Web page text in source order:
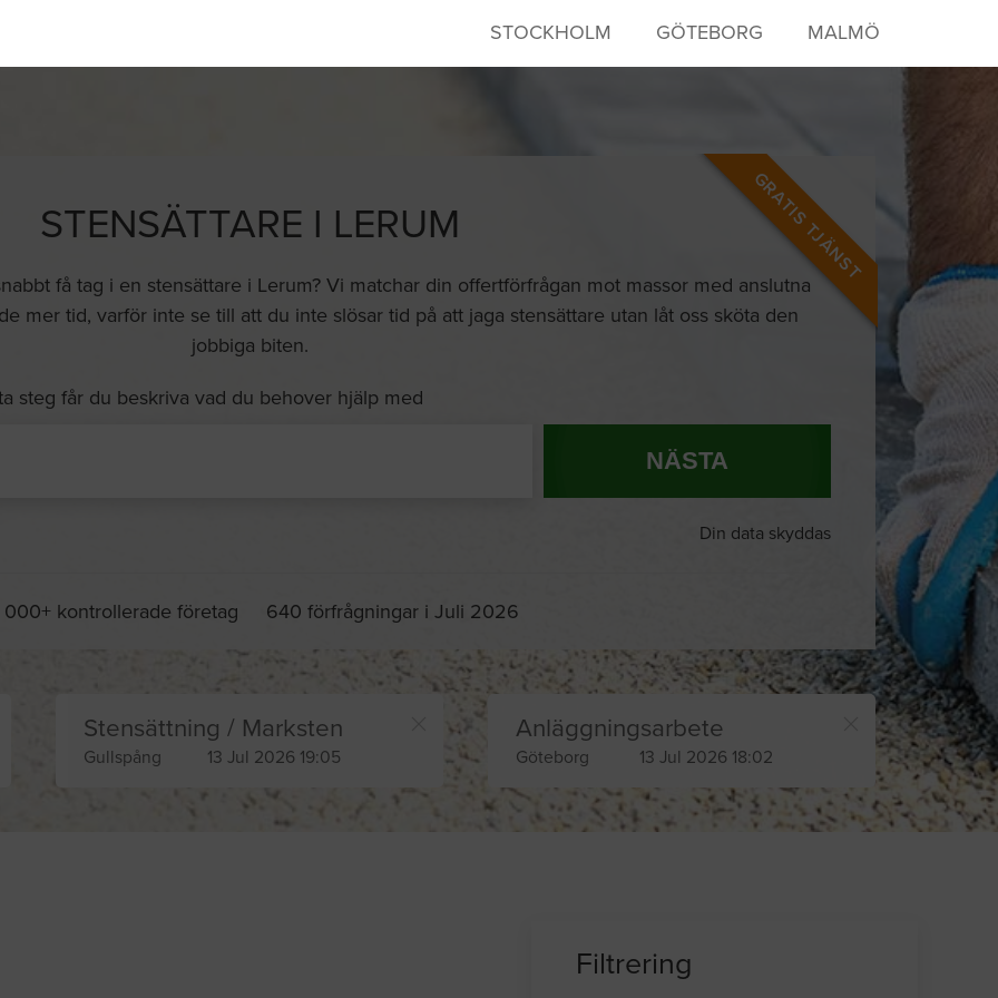
STOCKHOLM GÖTEBORG MALMÖ
GRATIS TJÄNST
STENSÄTTARE I LERUM
få tag i en stensättare i Lerum? Vi matchar din offertförfrågan mot massor med anslutna
mer tid, varför inte se till att du inte slösar tid på att jaga stensättare utan låt oss sköta den
jobbiga biten.
steg får du beskriva vad du behover hjälp med
NÄSTA
Din data skyddas
000+ kontrollerade företag 640 förfrågningar i Juli 2026
Stensättning / Marksten
Gullspång 13 Jul 2026 19:05
Anläggningsarbete
Göteborg 13 Jul 2026 18:02
Filtrering